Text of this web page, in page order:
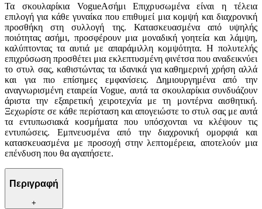
Τα σκουλαρίκια VogueΑσήμι Επιχρυσωμένα είναι η τέλεια
επιλογή για κάθε γυναίκα που επιθυμεί μια κομψή και διαχρονική
προσθήκη στη συλλογή της. Κατασκευασμένα από υψηλής
ποιότητας ασήμι, προσφέρουν μια μοναδική γοητεία και λάμψη,
καλύπτοντας τα αυτιά με απαράμιλλη κομψότητα. Η πολυτελής
επιχρύσωση προσθέτει μια εκλεπτυσμένη φινέτσα που αναδεικνύει
το στυλ σας, καθιστώντας τα ιδανικά για καθημερινή χρήση αλλά
και για πιο επίσημες εμφανίσεις. Δημιουργημένα από την
αναγνωρισμένη εταιρεία Vogue, αυτά τα σκουλαρίκια συνδυάζουν
άριστα την εξαιρετική χειροτεχνία με τη μοντέρνα αισθητική.
Ξεχωρίστε σε κάθε περίσταση και απογειώστε το στυλ σας με αυτά
τα εντυπωσιακά κοσμήματα που υπόσχονται να κλέψουν τις
εντυπώσεις. Εμπνευσμένα από την διαχρονική ομορφιά και
κατασκευασμένα με προσοχή στην λεπτομέρεια, αποτελούν μια
επένδυση που θα αγαπήσετε.
Περιγραφή
+